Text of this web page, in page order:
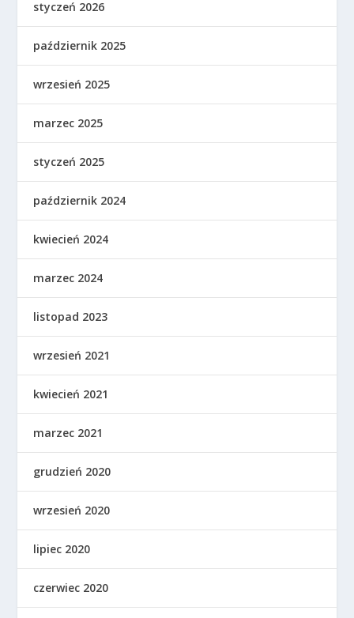
styczeń 2026
październik 2025
wrzesień 2025
marzec 2025
styczeń 2025
październik 2024
kwiecień 2024
marzec 2024
listopad 2023
wrzesień 2021
kwiecień 2021
marzec 2021
grudzień 2020
wrzesień 2020
lipiec 2020
czerwiec 2020